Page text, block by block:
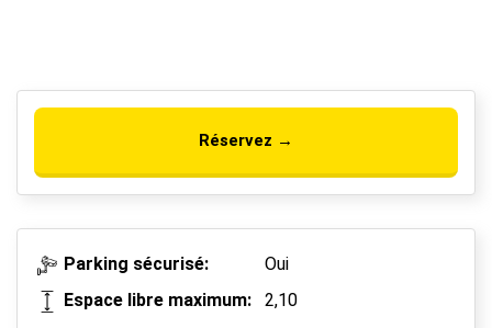
Réservez →
Parking sécurisé:
Oui
Espace libre maximum:
2,10